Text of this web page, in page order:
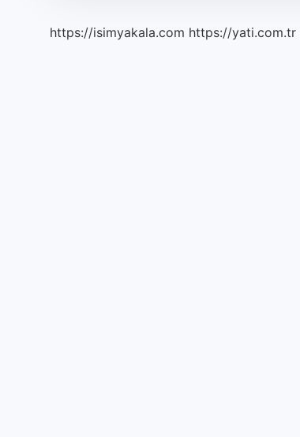
https://isimyakala.com https://yati.com.tr